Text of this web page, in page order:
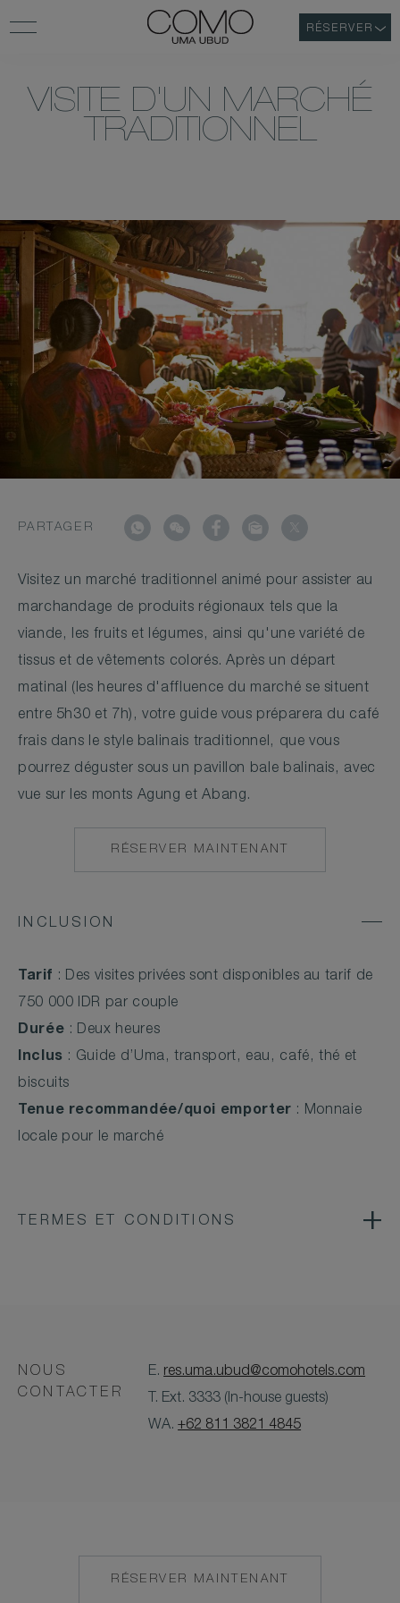
RÉSERVER
VISITE D'UN MARCHÉ
TRADITIONNEL
PARTAGER
Visitez un marché traditionnel animé pour assister au
marchandage de produits régionaux tels que la
viande, les fruits et légumes, ainsi qu'une variété de
tissus et de vêtements colorés. Après un départ
matinal (les heures d'affluence du marché se situent
entre 5h30 et 7h), votre guide vous préparera du café
frais dans le style balinais traditionnel, que vous
pourrez déguster sous un pavillon bale balinais, avec
vue sur les monts Agung et Abang.
RÉSERVER MAINTENANT
INCLUSION
Tarif : Des visites privées sont disponibles au tarif de
750 000 IDR par couple
Durée : Deux heures
Inclus : Guide d’Uma, transport, eau, café, thé et
biscuits
Tenue recommandée/quoi emporter : Monnaie
locale pour le marché
TERMES ET CONDITIONS
NOUS
CONTACTER
E. res.uma.ubud@comohotels.com
T. Ext. 3333 (In-house guests)
WA.+62 811 3821 4845
RÉSERVER MAINTENANT